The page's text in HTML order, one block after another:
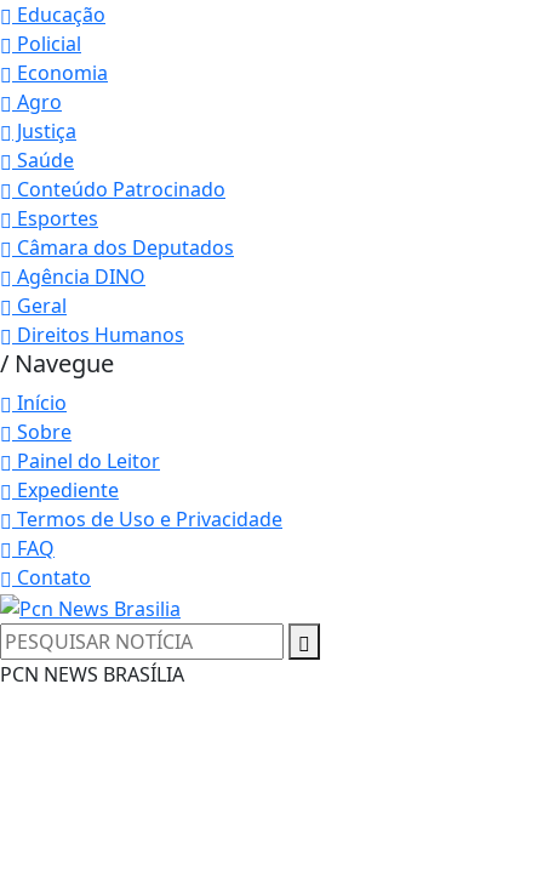
Educação
Policial
Economia
Agro
Justiça
Saúde
Conteúdo Patrocinado
Esportes
Câmara dos Deputados
Agência DINO
Geral
Direitos Humanos
/ Navegue
Início
Sobre
Painel do Leitor
Expediente
Termos de Uso e Privacidade
FAQ
Contato
PCN NEWS BRASÍLIA